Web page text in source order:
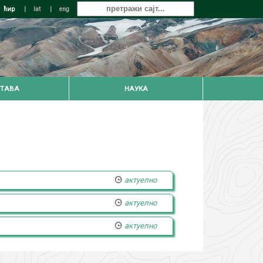
ћир | lat | eng
НАУКА
актуелно
актуелно
актуелно